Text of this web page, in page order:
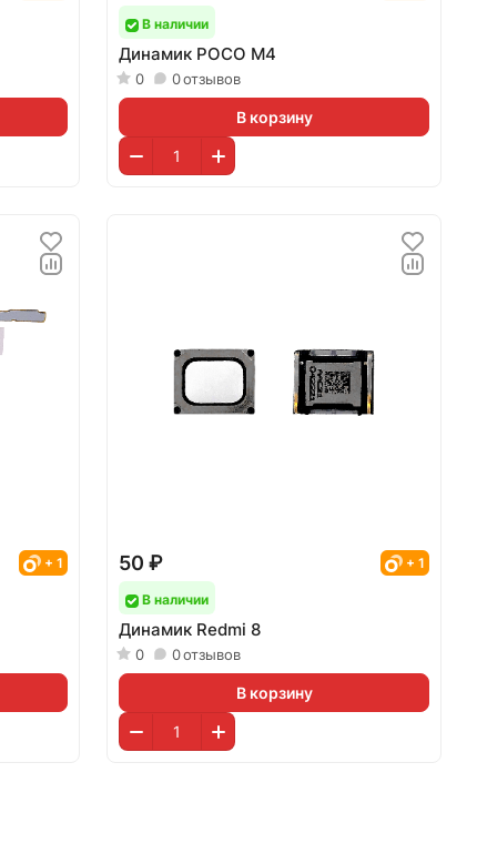
В наличии
Динамик POCO M4
0 0отзывов
В корзину
+ 1 50 ₽ + 1
В наличии
Динамик Redmi 8
0 0отзывов
В корзину